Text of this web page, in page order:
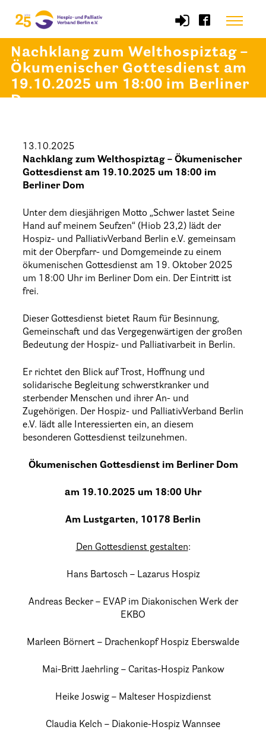
Menu
Start
Satzung des HPV Berlin e.V.
Geschäftsstelle des HPV Berlin
Freie Stellen
Mitgliederbereich (Intranet)
Hospizgedanke
Besondere Situationen
Betreuung im Pflegeheim
Betreuung im stationären Hospiz
Kinder und Jugendliche
Patientenverfügung – Vorsorgevollmacht –
Flyer und Broschüren zum Download
Veranstaltungen
25 Jahre HPV Berlin – Festakt am 19. Okt. 2024
Berliner Hospizaktionen
Berliner Hospizforen
Presse & Aktuelles
Nachklang zum Welthospiztag –
Ökumenischer Gottesdienst am
19.10.2025 um 18:00 im Berliner
Dom
13.10.2025
Nachklang zum Welthospiztag – Ökumenischer
Gottesdienst am 19.10.2025 um 18:00 im
Berliner Dom
Unter dem diesjährigen Motto „Schwer lastet Seine
Hand auf meinem Seufzen“ (Hiob 23,2) lädt der
Hospiz- und PalliativVerband Berlin e.V. gemeinsam
mit der Oberpfarr- und Domgemeinde zu einem
ökumenischen Gottesdienst am 19. Oktober 2025
um 18:00 Uhr im Berliner Dom ein. Der Eintritt ist
frei.
Dieser Gottesdienst bietet Raum für Besinnung,
Gemeinschaft und das Vergegenwärtigen der großen
Bedeutung der Hospiz- und Palliativarbeit in Berlin.
Er richtet den Blick auf Trost, Hoffnung und
solidarische Begleitung schwerstkranker und
sterbender Menschen und ihrer An- und
Zugehörigen. Der Hospiz- und PalliativVerband Berlin
e.V. lädt alle Interessierten ein, an diesem
besonderen Gottesdienst teilzunehmen.
Ökumenischen Gottesdienst im Berliner Dom
am 19.10.2025 um 18:00 Uhr
Am Lustgarten, 10178 Berlin
Den Gottesdienst gestalten:
Hans Bartosch – Lazarus Hospiz
Andreas Becker – EVAP im Diakonischen Werk der
EKBO
Marleen Börnert – Drachenkopf Hospiz Eberswalde
Mai-Britt Jaehrling – Caritas-Hospiz Pankow
Heike Joswig – Malteser Hospizdienst
Claudia Kelch – Diakonie-Hospiz Wannsee